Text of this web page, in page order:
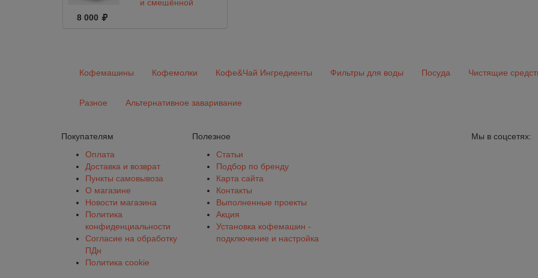
и смещённой
8 000
Кофемашины Кофемолки Кофе&Чай Ингредиенты Фильтры для воды Посуда Чистящие
Разное Альтернативное заваривание
Покупателям
Оплата
Доставка и возврат
Пункты самовывоза
О магазине
Новости магазина
Политика
конфиденциальности
Согласие на обработку
ПДн
Политика cookie
Полезное
Статьи
Подбор по бренду
Карта сайта
Контакты
Выполненные проекты
Акция
Установка кофемашин -
подключение и настройка
Мы в соцсетях: